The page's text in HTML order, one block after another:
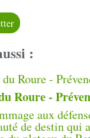
:
Roure -